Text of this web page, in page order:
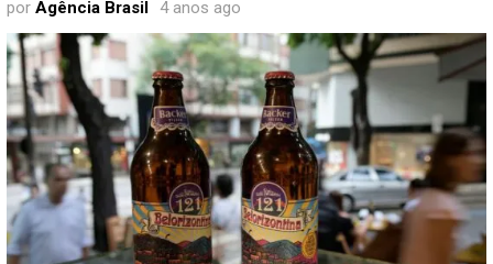
por Agência Brasil 4 anos ago